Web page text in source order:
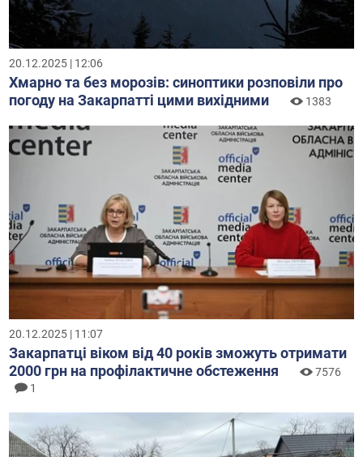
20.12.2025 | 12:06
Хмарно та без морозів: синоптики розповіли про
погоду на Закарпатті цими вихідними
1383
20.12.2025 | 11:07
Закарпатці віком від 40 років зможуть отримати
2000 грн на профілактичне обстеження
7576
1